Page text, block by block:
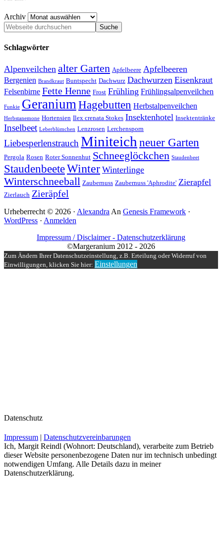
Archiv
Schlagwörter
Alpenveilchen alter Garten Apfelbeere Apfelbeeren
Bergenien Brandkraut Buntspecht Dachwurz Dachwurzen Eisenkraut
Felsenbirne Fette Henne Frost Frühling Frühlingsalpenveilchen
Funkie GeraniumHagebutten Herbstalpenveilchen
Herbstanemone Hortensien Ilex crenata Stokes Insektenhotel Insektentränke
Inselbeet Leberblümchen Lenzrosen Lerchensporn
Liebesperlenstrauch Miniteich neuer Garten
Pergola Rosen Roter Sonnenhut Schneeglöckchen Staudenbeet
StaudenbeeteWinter Winterlinge
Winterschneeball Zaubernuss Zaubernuss 'Aphrodite' Zierapfel
Zierlauch Zieräpfel
Urheberrecht © 2026 · Alexandra An Genesis Framework ·
WordPress · Anmelden
Impressum / Disclaimer - Datenschutzerklärung
©Margeranium 2012 - 2026
Zum Ändern Ihrer Datenschutzeinstellung, z.B. Erteilung oder Widerruf von
Einwilligungen, klicken Sie hier: Einstellungen
Datenschutz
Impressum | Datenschutzvereinbarungen
Ich, Margit Reindl (Wohnort: Deutschland), verarbeite zum Betrieb
dieser Website personenbezogene Daten nur im technisch unbedingt
notwendigen Umfang. Alle Details dazu in meiner
Datenschutzerklärung.